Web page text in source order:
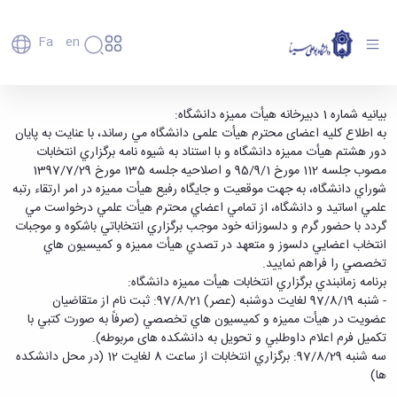
Fa En
دانشگاه
تاریخچه
و
معرفی
برنامه
راهبردی
دانشگاه
نقشه
دانشگاه
سازمان
دانشگاه
معاونت
توسعه
مدیریت
و
اعضای
هیأت
علمی
کارکنان
دانشجویان
فارغ
التحصیلان
دانشکده‌ها
پردیس
اصلی
مهندسی
کشاورزی
شیمی
و
علوم
ارتباط
با ما
روابط
بین
الملل
(قدم
الآن)
Apply
Now
برگزاری انتخابات اعضای هیأت ممیزه و کمیسیون
های تخصصی وابسته - دانشگاه بوعلی سینا
همدان
بیانیه شماره 1 دبیرخانه هیأت ممیزه دانشگاه:
به اطلاع کلیه اعضای محترم هیأت علمی دانشگاه مي رساند، با عنايت به پايان
دور هشتم هيأت مميزه دانشگاه و با استناد به شيوه نامه برگزاري انتخابات
مصوب جلسه 112 مورخ 95/9/1 و اصلاحیه جلسه 135 مورخ 1397/7/29
شوراي دانشگاه، به جهت موقعيت و جايگاه رفيع هيأت مميزه در امر ارتقاء رتبه
علمي اساتید و دانشگاه، از تمامي اعضاي محترم هيأت علمي درخواست مي
گردد با حضور گرم و دلسوزانه خود موجب برگزاري انتخاباتي باشكوه و موجبات
انتخاب اعضايي دلسوز و متعهد در تصدي هيأت مميزه و كميسيون هاي
تخصصي را فراهم نمایید.
برنامه زمانبندي برگزاري انتخابات هيأت مميزه دانشگاه:
- شنبه 97/8/19 لغايت دوشنبه (عصر) 97/8/21: ثبت نام از متقاضيان
عضويت در هيأت مميزه و كميسيون هاي تخصصي (صرفاً به صورت كتبي با
تكميل فرم اعلام داوطلبي و تحویل به دانشکده های مربوطه).
سه شنبه 97/8/29: برگزاري انتخابات از ساعت 8 لغايت 12 (در محل دانشكده
ها)